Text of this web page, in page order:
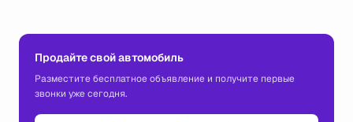
Продайте свой автомобиль
Разместите бесплатное объявление и получите первые
звонки уже сегодня.